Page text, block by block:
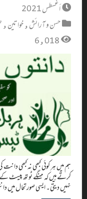
أغسطس 2021
حسن و آرائش,خواتین,
6,018
ہم میں ہر کوئی کبھی نہ کبھی
کرتے ہیں کہ مہنگے ٹوتھ پیسٹ
نہیں دیتی۔ ایسی صورتحال میں